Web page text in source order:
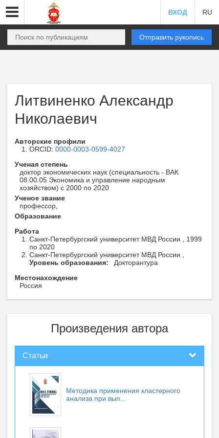
ВХОД RU
Отправить рукопись
Литвиненко Александр
Николаевич
Авторские профили
ORCID: 0000-0003-0599-4027
Ученая степень
доктор экономических наук (специальность - ВАК
08.00.05 Экономика и управление народным
хозяйством) с 2000 по 2020
Ученое звание
профессор,
Образование
Работа
Санкт-Петербургский университет МВД России , 1999
по 2020
Санкт-Петербургский университет МВД России ,
Уровень образования:
Докторантура
Местонахождение
Россия
Произведения автора
Статьи
Методика применения кластерного
анализа при вып...